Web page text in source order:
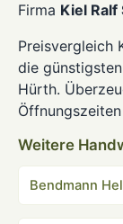
Firma Kiel
Preisvergleich
die
Hürth.
Weitere
Bendmann